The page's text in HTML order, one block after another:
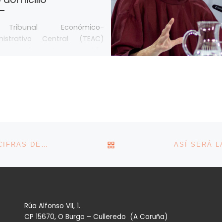
Económico-
Central (TEAC)
VOLVER A LA LISTA DE
Rúa Alfonso VII, 1.
CP 15670, O Burgo – Culleredo (A Coruña)